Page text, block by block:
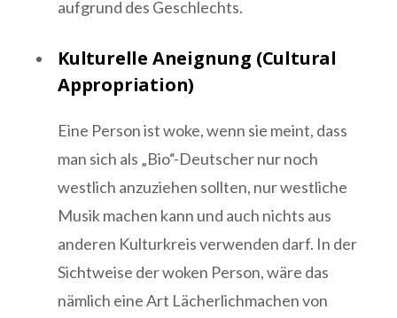
aufgrund des Geschlechts.
Kulturelle Aneignung (Cultural
Appropriation)
Eine Person ist woke, wenn sie meint, dass
man sich als „Bio“-Deutscher nur noch
westlich anzuziehen sollten, nur westliche
Musik machen kann und auch nichts aus
anderen Kulturkreis verwenden darf. In der
Sichtweise der woken Person, wäre das
nämlich eine Art Lächerlichmachen von